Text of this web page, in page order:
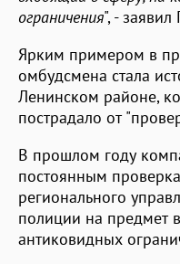
ограничения", -
Ярким примером в
омбудсмена стала
Ленинском районе,
пострадало от
В прошлом году
постоянным
регионального
полиции на предмет
антиковидных